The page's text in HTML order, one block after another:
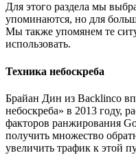
Для этого раздела мы
упоминаются, но для
Мы также упомянем те
использовать.
Техника небоскреба
Брайан Дин из Backlinco
небоскреба» в 2013 году,
факторов ранжирования
получить множество
увеличить трафик к этой